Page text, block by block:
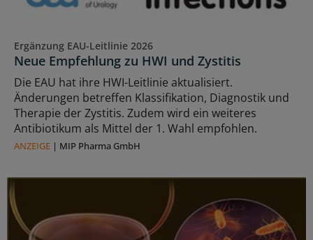
Ergänzung EAU-Leitlinie 2026
Neue Empfehlung zu HWI und Zystitis
Die EAU hat ihre HWI-Leitlinie aktualisiert.
Änderungen betreffen Klassifikation, Diagnostik und
Therapie der Zystitis. Zudem wird ein weiteres
Antibiotikum als Mittel der 1. Wahl empfohlen.
ANZEIGE | MIP Pharma GmbH